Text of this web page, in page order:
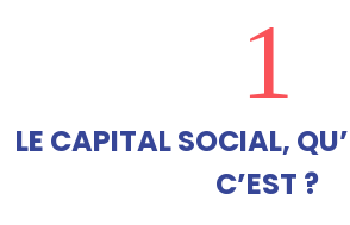
1
LE CAPITAL SOCIAL,
C’EST ?